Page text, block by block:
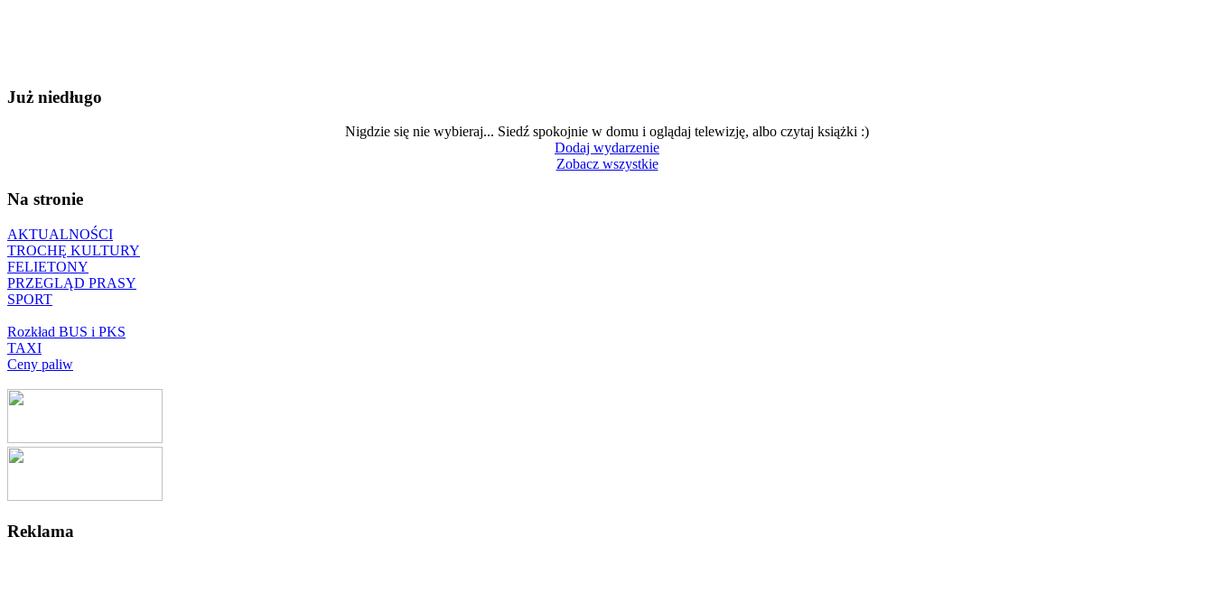
Już niedługo
Nigdzie się nie wybieraj... Siedź spokojnie w domu i oglądaj telewizję, albo czytaj książki :)
Dodaj wydarzenie
Zobacz wszystkie
Na stronie
AKTUALNOŚCI
TROCHĘ KULTURY
FELIETONY
PRZEGLĄD PRASY
SPORT
Rozkład BUS i PKS
TAXI
Ceny paliw
Reklama